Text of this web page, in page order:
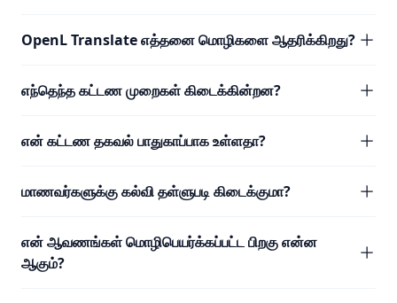
OpenL Translate எத்தனை மொழிகளை ஆதரிக்கிறது?
எந்தெந்த கட்டண முறைகள் கிடைக்கின்றன?
என் கட்டண தகவல் பாதுகாப்பாக உள்ளதா?
மாணவர்களுக்கு கல்வி தள்ளுபடி கிடைக்குமா?
என் ஆவணங்கள் மொழிபெயர்க்கப்பட்ட பிறகு என்ன
ஆகும்?